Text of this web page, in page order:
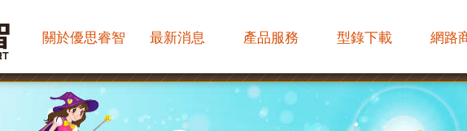
關於優思睿智 最新消息 產品服務 型錄下載 網路